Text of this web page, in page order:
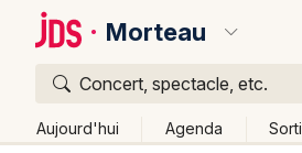
Morteau
Concert, spectacle, etc.
Aujourd'hui Agenda
Quoi ?